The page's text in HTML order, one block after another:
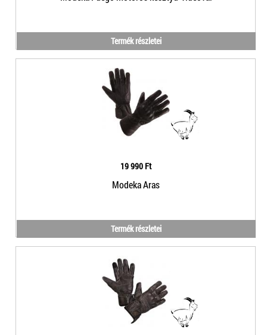
Termék részletei
19 990 Ft
Modeka Aras
Termék részletei